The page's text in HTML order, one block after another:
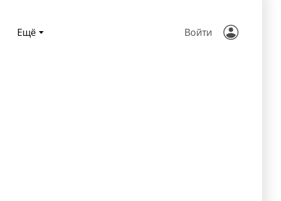
Ещё Войти